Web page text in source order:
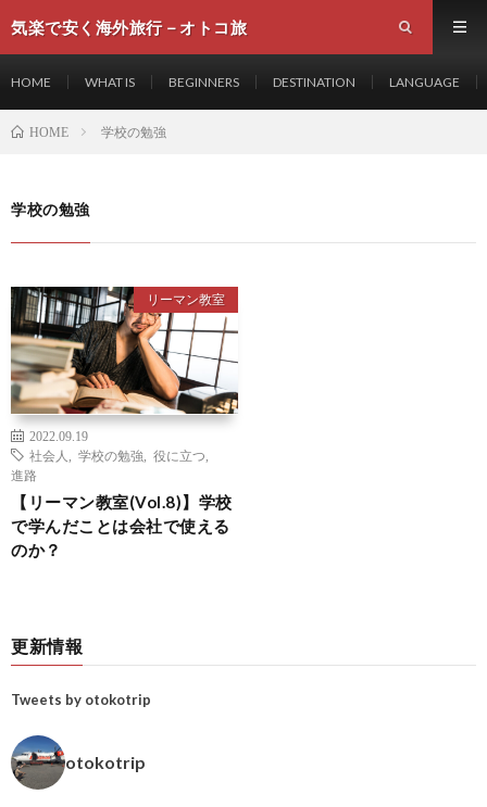
気楽で安く海外旅行－オトコ旅
HOME WHAT IS BEGINNERS DESTINATION LANGUAGE
HOME 学校の勉強
学校の勉強
リーマン教室
2022.09.19
社会人
学校の勉強 役に立つ
進路
【リーマン教室(Vol.8)】学校
で学んだことは会社で使える
のか？
更新情報
Tweets by otokotrip
otokotrip